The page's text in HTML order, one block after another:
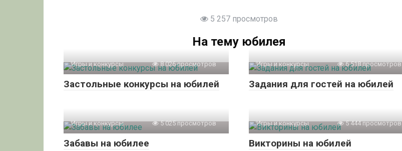
5 257 просмотров
На тему юбилея
Игры и конкурсы 8 026 просмотров
Застольные конкурсы на юбилей
Игры и конкурсы 6 518 просмотров
Задания для гостей на юбилей
Игры и конкурсы 5 025 просмотров
Забавы на юбилее
Игры и конкурсы 5 444 просмотров
Викторины на юбилей